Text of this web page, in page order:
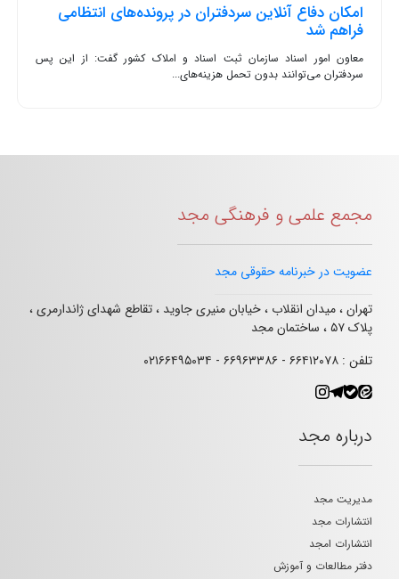
امکان دفاع آنلاین سردفتران در پرونده‌های انتظامی
فراهم شد
معاون امور اسناد سازمان ثبت اسناد و املاک کشور گفت: از این پس
سردفتران می‌توانند بدون تحمل هزینه‌های...
مجمع علمی و فرهنگی مجد
عضویت در خبرنامه حقوقی مجد
تهران ، میدان انقلاب ، خیابان منیری جاوید ، تقاطع شهدای ژاندارمری ،
پلاک ۵۷ ، ساختمان مجد
تلفن : ۶۶۴۱۲۰۷۸ - ۶۶۹۶۳۳۸۶ - ۰۲۱۶۶۴۹۵۰۳۴
درباره مجد
مدیریت مجد
انتشارات مجد
انتشارات امجد
دفتر مطالعات و آموزش